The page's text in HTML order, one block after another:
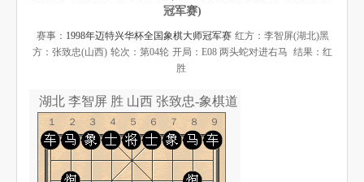
象棋棋谱
残局破解
冠军赛)
赛事： 1998年迈特兴华杯全国象棋大师冠军赛 红方：李智屏(湖北)黑
方：张致忠(山西) 轮次：第04轮 开局：E08 两头蛇对进右马 结果：红
胜
湖北 李智屏 胜 山西 张致忠-象棋道
１２３４５６７８９